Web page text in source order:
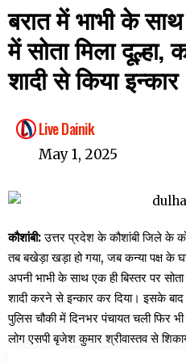
बरात में भाभी के
में सोता मिला
शादी से किया इन्कार
Live Dainik
May 1, 2025
कौशांबी:उत्तर प्रदेश के कौशांबी जिले के
तब बखेड़ा खड़ा हो गया, जब कन्या पक्ष के
अपनी भाभी के साथ एक ही बिस्तर पर
शादी करने से इन्कार कर दिया। इसके
पुलिस चौकी में दिनभर पंचायत चली फिर
लोग एसपी बृजेश कुमार श्रीवास्तव से